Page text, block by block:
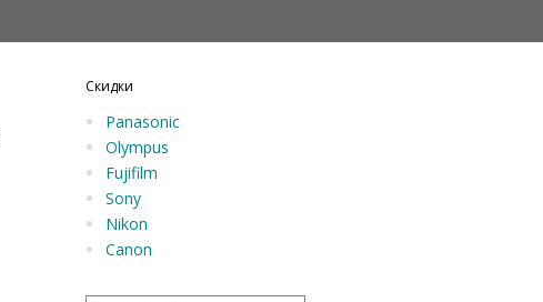
Скидки
Panasonic
Olympus
Fujifilm
Sony
Nikon
Canon